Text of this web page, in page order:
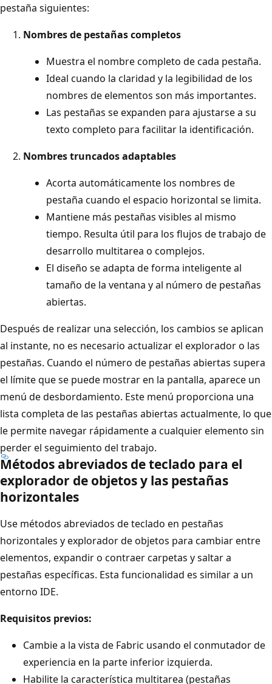
pestaña siguientes:
Nombres de pestañas completos
Muestra el nombre completo de cada pestaña.
Ideal cuando la claridad y la legibilidad de los
nombres de elementos son más importantes.
Las pestañas se expanden para ajustarse a su
texto completo para facilitar la identificación.
Nombres truncados adaptables
Acorta automáticamente los nombres de
pestaña cuando el espacio horizontal se limita.
Mantiene más pestañas visibles al mismo
tiempo. Resulta útil para los flujos de trabajo de
desarrollo multitarea o complejos.
El diseño se adapta de forma inteligente al
tamaño de la ventana y al número de pestañas
abiertas.
Después de realizar una selección, los cambios se aplican
al instante, no es necesario actualizar el explorador o las
pestañas. Cuando el número de pestañas abiertas supera
el límite que se puede mostrar en la pantalla, aparece un
menú de desbordamiento. Este menú proporciona una
lista completa de las pestañas abiertas actualmente, lo que
le permite navegar rápidamente a cualquier elemento sin
perder el seguimiento del trabajo.
Métodos abreviados de teclado para el
explorador de objetos y las pestañas
horizontales
Use métodos abreviados de teclado en pestañas
horizontales y explorador de objetos para cambiar entre
elementos, expandir o contraer carpetas y saltar a
pestañas específicas. Esta funcionalidad es similar a un
entorno IDE.
Requisitos previos:
Cambie a la vista de Fabric usando el conmutador de
experiencia en la parte inferior izquierda.
Habilite la característica multitarea (pestañas